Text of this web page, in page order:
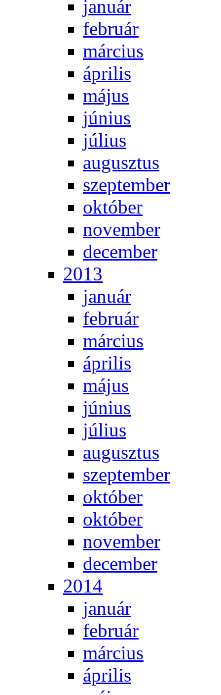
ja­nu­ár
feb­ru­ár
már­ci­us
áp­ri­lis
má­jus
jú­ni­us
jú­li­us
au­gusz­tus
szep­tem­ber
ok­tó­ber
no­vem­ber
de­cem­ber
2013
ja­nu­ár
feb­ru­ár
már­ci­us
áp­ri­lis
má­jus
jú­ni­us
jú­li­us
au­gusz­tus
szep­tem­ber
ok­tó­ber
ok­tó­ber
no­vem­ber
de­cem­ber
2014
ja­nu­ár
feb­ru­ár
már­ci­us
áp­ri­lis